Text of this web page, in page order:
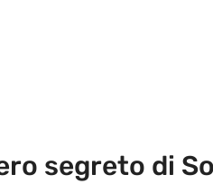
segreto di